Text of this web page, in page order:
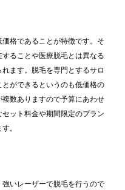
格であることが特徴です。そ
ることや医療脱毛とは異なる
ます。脱毛を専門とするサロ
ができるというのも低価格の
数ありますので予算にあわせ
ット料金や期間限定のプラン
。
いレーザーで脱毛を行うので